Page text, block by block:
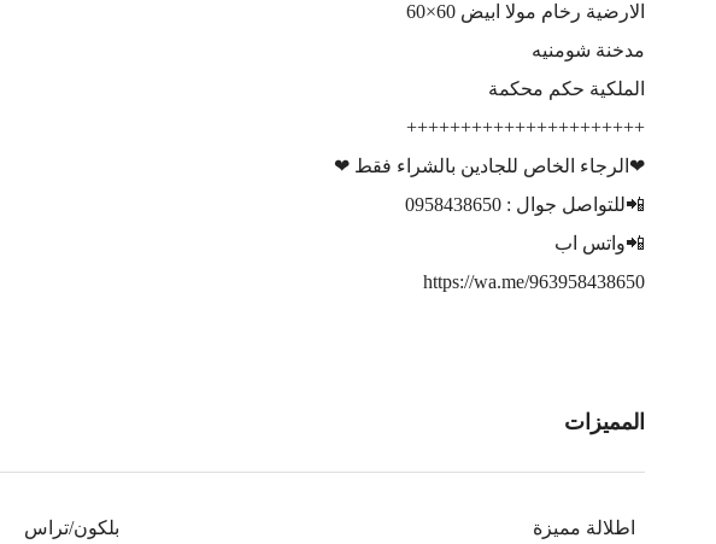
الارضية رخام مولا ابيض 60×60
مدخنة شومنيه
الملكية حكم محكمة
++++++++++++++++++++++
❤الرجاء الخاص للجادين بالشراء فقط ❤
📲للتواصل جوال : 0958438650
📲واتس اب
https://wa.me/963958438650
المميزات
اطلالة مميزة بلكون/تراس